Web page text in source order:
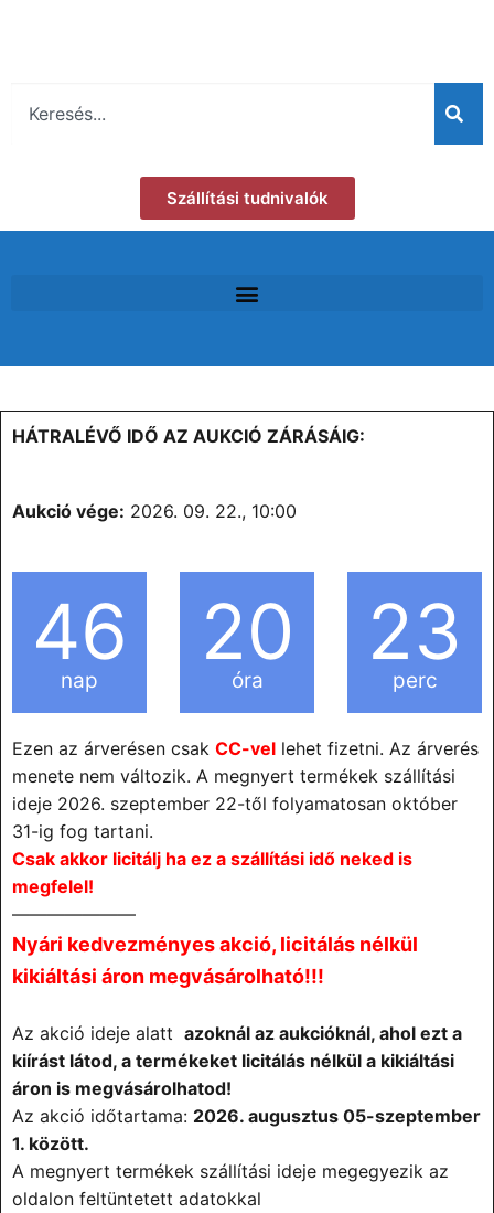
Szállítási tudnivalók
HÁTRALÉVŐ IDŐ AZ AUKCIÓ ZÁRÁSÁIG:
Aukció vége: 2026. 09. 22., 10:00
46
nap
20
óra
23
perc
Ezen az árverésen csak CC-vel lehet fizetni. Az árverés
menete nem változik. A megnyert termékek szállítási
ideje 2026. szeptember 22-től folyamatosan október
31-ig fog tartani.
Csak akkor licitálj ha ez a szállítási idő neked is
megfelel!
———————
Nyári kedvezményes akció, licitálás nélkül
kikiáltási áron megvásárolható!!!
Az akció ideje alatt azoknál az aukcióknál, ahol ezt a
kiírást látod, a termékeket licitálás nélkül a kikiáltási
áron is megvásárolhatod!
Az akció időtartama: 2026. augusztus 05-szeptember
1. között.
A megnyert termékek szállítási ideje megegyezik az
oldalon feltüntetett adatokkal